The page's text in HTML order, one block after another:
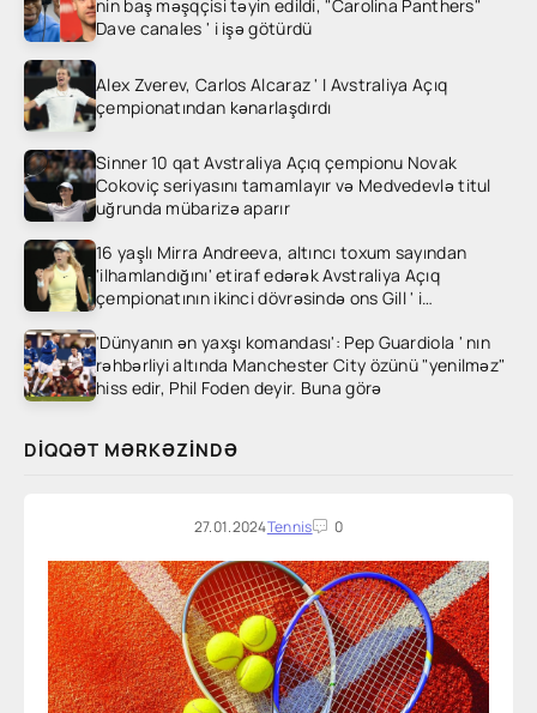
nin baş məşqçisi təyin edildi, "Carolina Panthers"
Dave canales ' i işə götürdü
Alex Zverev, Carlos Alcaraz ' I Avstraliya Açıq
çempionatından kənarlaşdırdı
Sinner 10 qat Avstraliya Açıq çempionu Novak
Cokoviç seriyasını tamamlayır və Medvedevlə titul
uğrunda mübarizə aparır
16 yaşlı Mirra Andreeva, altıncı toxum sayından
'ilhamlandığını' etiraf edərək Avstraliya Açıq
çempionatının ikinci dövrəsində ons Gill ' i
'Dünyanın ən yaxşı komandası': Pep Guardiola ' nın
rəhbərliyi altında Manchester City özünü "yenilməz"
hiss edir, Phil Foden deyir. Buna görə
DIQQƏT MƏRKƏZINDƏ
27.01.2024Tennis 0